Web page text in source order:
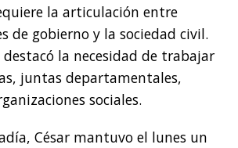
la articulación entre
de gobierno y la sociedad civil.
destacó la necesidad de trabajar
juntas departamentales,
sociales.
César mantuvo el lunes un